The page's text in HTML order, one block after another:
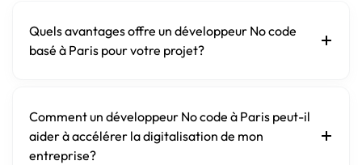
Quels avantages offre un développeur No code
basé à Paris pour votre projet?
Comment un développeur No code à Paris peut-il
aider à accélérer la digitalisation de mon
entreprise?